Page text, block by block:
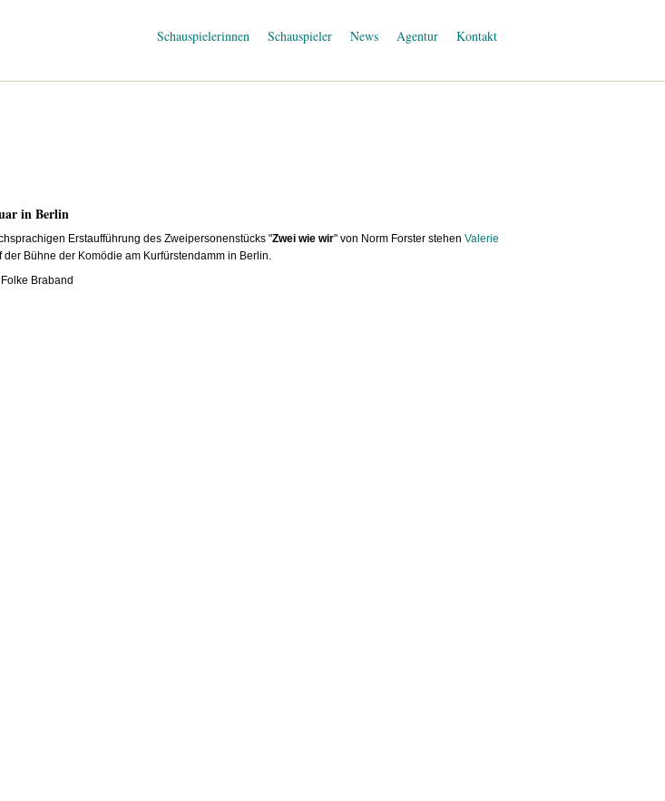
Schauspielerinnen Schauspieler News Agentur Kontakt
in Berlin
Erstaufführung des Zweipersonenstücks "Zwei wie wir" von Norm Forster stehen Valerie
Bühne der Komödie am Kurfürstendamm in Berlin.
Braband